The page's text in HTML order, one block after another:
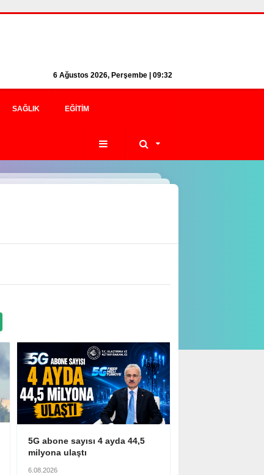
6 Ağustos 2026, Perşembe | 09:32
SAĞLIK EĞITIM
5G abone sayısı 4 ayda 44,5
milyona ulaştı
6.08.2026